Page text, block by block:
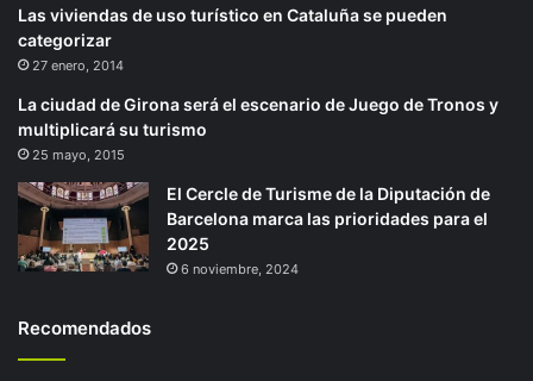
Las viviendas de uso turístico en Cataluña se pueden
categorizar
27 enero, 2014
La ciudad de Girona será el escenario de Juego de Tronos y
multiplicará su turismo
25 mayo, 2015
El Cercle de Turisme de la Diputación de
Barcelona marca las prioridades para el
2025
6 noviembre, 2024
Recomendados